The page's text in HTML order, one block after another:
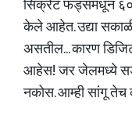
सिक्रेट फंड्समधून ६०
केले आहेत. उद्या
असतील... कारण
आहेस! जर जेलमध्ये
नकोस. आम्ही सांगू